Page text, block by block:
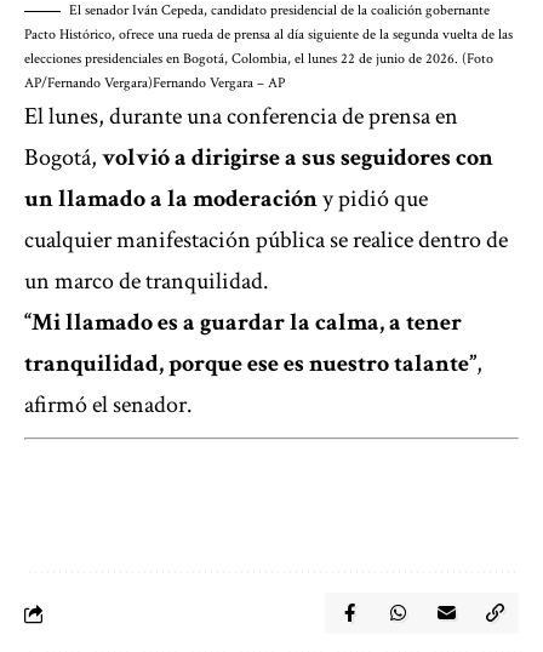
El senador Iván Cepeda, candidato presidencial de la coalición gobernante
Pacto Histórico, ofrece una rueda de prensa al día siguiente de la segunda vuelta de las
elecciones presidenciales en Bogotá, Colombia, el lunes 22 de junio de 2026. (Foto
AP/Fernando Vergara)Fernando Vergara – AP
El lunes, durante una conferencia de prensa en
Bogotá,volvió a dirigirse a sus seguidores con
un llamado a la moderacióny pidió que
cualquier manifestación pública se realice dentro de
un marco de tranquilidad.
“Mi llamado es a guardar la calma, a tener
tranquilidad, porque ese es nuestro talante”,
afirmó el senador.